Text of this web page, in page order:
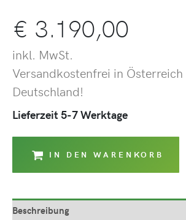
€ 3.190,00
inkl. MwSt.
Versandkostenfrei in Österreich
Deutschland!
Lieferzeit 5-7 Werktage
IN DEN WARENKORB
Beschreibung